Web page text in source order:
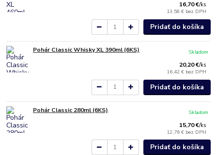
16,70 €/ks
13,58 € bez DPH
Pridať do košíka
Pohár Classic Whisky XL 390ml (6KS)
20,20 €/ks
16,42 € bez DPH
Skladom
Pridať do košíka
Pohár Classic 280ml (6KS)
15,70 €/ks
12,76 € bez DPH
Skladom
Pridať do košíka